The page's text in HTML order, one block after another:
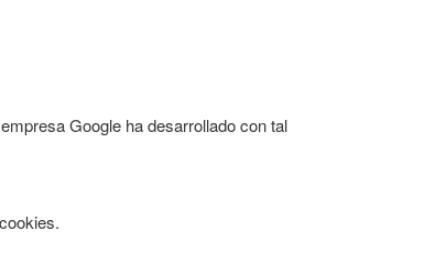
Google ha desarrollado con tal